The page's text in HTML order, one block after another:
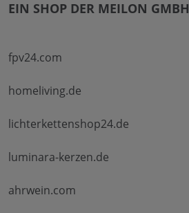
EIN SHOP DER MEILON GMBH
fpv24.com
homeliving.de
lichterkettenshop24.de
luminara-kerzen.de
ahrwein.com